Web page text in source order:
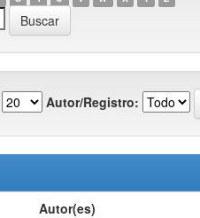
Autor/Registro:
Autor(es)